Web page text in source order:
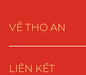
VỀ THỌ AN
LIÊN KẾT